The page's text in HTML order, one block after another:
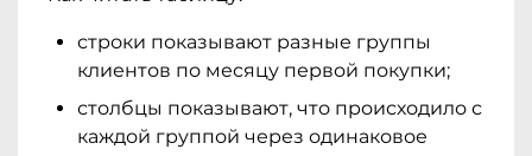
строки показывают разные группы
клиентов по месяцу первой покупки;
столбцы показывают, что происходило с
каждой группой через одинаковое